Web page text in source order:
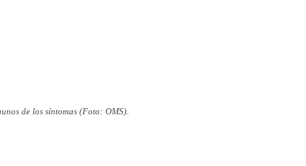
de los síntomas (Foto: OMS).